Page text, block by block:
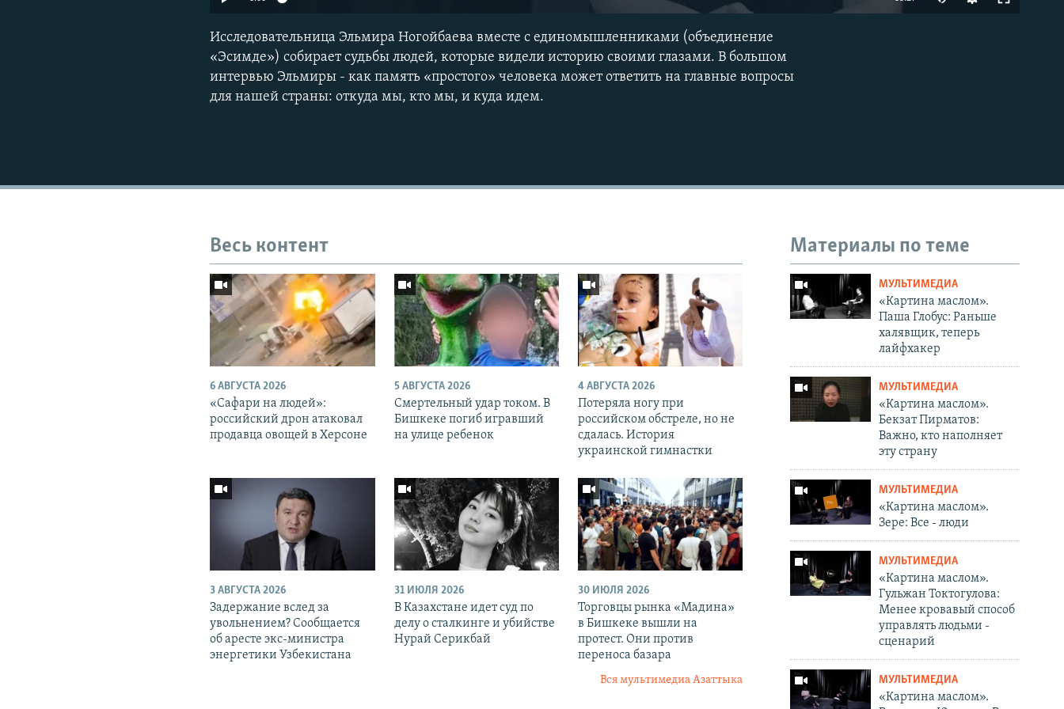
Исследовательница Эльмира Ногойбаева вместе с единомышленниками (объединение
«Эсимде») собирает судьбы людей, которые видели историю своими глазами. В большом
интервью Эльмиры - как память «простого» человека может ответить на главные вопросы
для нашей страны: откуда мы, кто мы, и куда идем.
Материалы по теме
МУЛЬТИМЕДИА
«Картина маслом».
Паша Глобус: Раньше
халявщик, теперь
лайфхакер
МУЛЬТИМЕДИА
«Картина маслом».
Бекзат Пирматов:
Важно, кто наполняет
эту страну
МУЛЬТИМЕДИА
«Картина маслом».
Зере: Все - люди
МУЛЬТИМЕДИА
«Картина маслом».
Гульжан Токтогулова:
Менее кровавый способ
управлять людьми -
сценарий
МУЛЬТИМЕДИА
«Картина маслом».
Весь контент
6 АВГУСТА 2026
«Cафари на людей»:
российский дрон атаковал
продавца овощей в Херсоне
5 АВГУСТА 2026
Смертельный удар током. В
Бишкеке погиб игравший
на улице ребенок
4 АВГУСТА 2026
Потеряла ногу при
российском обстреле, но не
сдалась. История
украинской гимнастки
3 АВГУСТА 2026
Задержание вслед за
увольнением? Сообщается
об аресте экс-министра
энергетики Узбекистана
31 ИЮЛЯ 2026
В Казахстане идет суд по
делу о сталкинге и убийстве
Нурай Серикбай
30 ИЮЛЯ 2026
Торговцы рынка «Мадина»
в Бишкеке вышли на
протест. Они против
переноса базара
Вся мультимедиа Азаттыка